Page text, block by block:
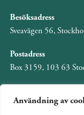
Användning av
Besöksadress
Sveavägen 56,
Postadress
Box 3159, 103 63